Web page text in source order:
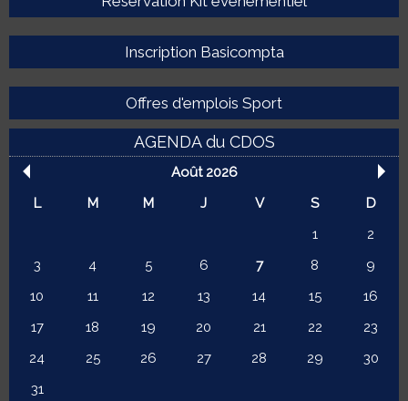
Inscription Basicompta
Offres d'emplois Sport
AGENDA du CDOS
Août 2026
L
M M J V S
D
1
2
3
4 5 6 7 8
9
10
11 12 13 14 15
16
17
18 19 20 21 22
23
24
25 26 27 28 29
30
31